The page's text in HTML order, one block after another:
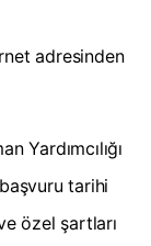
adresinden
Yardımcılığı
tarihi
özel şartları